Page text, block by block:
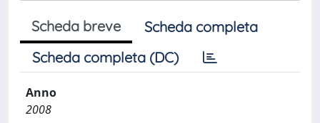
Scheda breve
Scheda completa
Scheda completa (DC)
Anno
2008